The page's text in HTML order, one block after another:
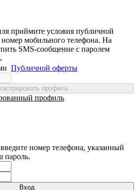
приймите условия публичной
мобильного телефона. На
SMS-сообщение с паролем
Публичной оферты
профиль
профиль
номер телефона, указанный
пароль.
Вход